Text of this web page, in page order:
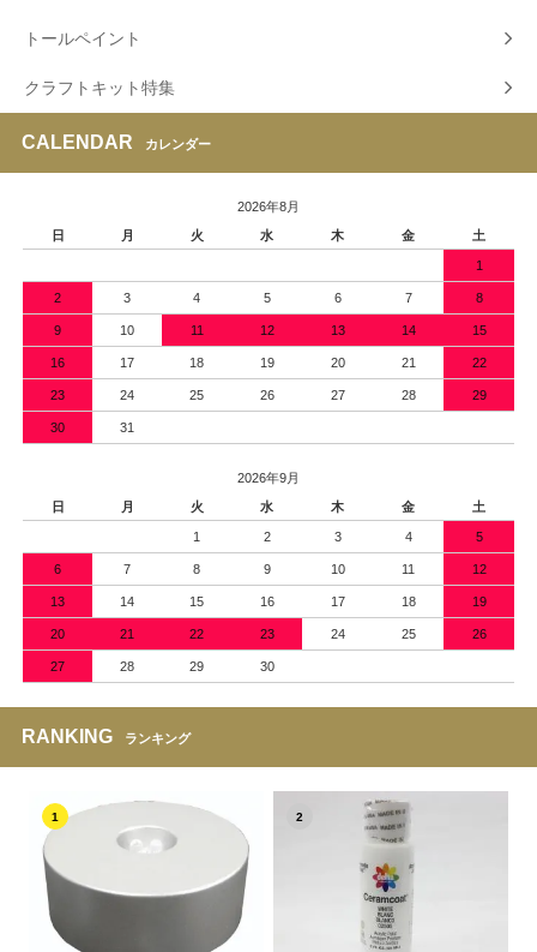
トールペイント
クラフトキット特集
CALENDAR カレンダー
2026年8月
日
月 火 水 木 金 土
1
2 3 4 5 6 7 8
9 10 11 12 13 14 15
16 17 18 19 20 21 22
23 24 25 26 27 28 29
30 31
2026年9月
日
月 火 水 木 金 土
1 2 3 4 5
6 7 8 9 10 11 12
13 14 15 16 17 18 19
20 21 22 23 24 25 26
27 28 29 30
RANKING ランキング
1 2